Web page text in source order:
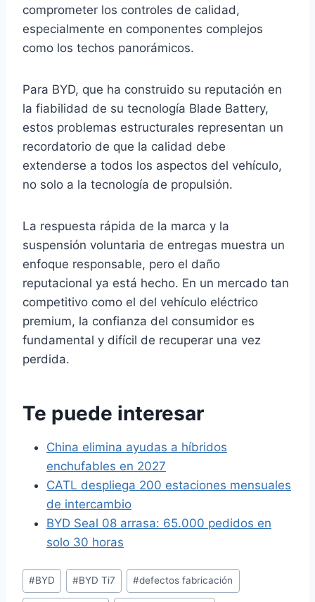
comprometer los controles de calidad,
especialmente en componentes complejos
como los techos panorámicos.
Para BYD, que ha construido su reputación en
la fiabilidad de su tecnología Blade Battery,
estos problemas estructurales representan un
recordatorio de que la calidad debe
extenderse a todos los aspectos del vehículo,
no solo a la tecnología de propulsión.
La respuesta rápida de la marca y la
suspensión voluntaria de entregas muestra un
enfoque responsable, pero el daño
reputacional ya está hecho. En un mercado tan
competitivo como el del vehículo eléctrico
premium, la confianza del consumidor es
fundamental y difícil de recuperar una vez
perdida.
Te puede interesar
China elimina ayudas a híbridos
enchufables en 2027
CATL despliega 200 estaciones mensuales
de intercambio
BYD Seal 08 arrasa: 65.000 pedidos en
solo 30 horas
Etiquetas
de
#BYD #BYD Ti7 #defectos fabricación